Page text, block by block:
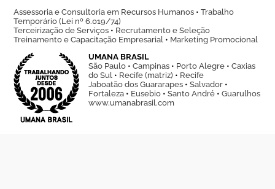
Assessoria e Consultoria em Recursos Humanos •Trabalho
Temporário (Lei nº 6.019/74)
Terceirização de Serviços • Recrutamento e Seleção
Treinamento e Capacitação Empresarial • Marketing Promocional
UMANA BRASIL
São Paulo •Campinas • Porto Alegre •Caxias
do Sul • Recife (matriz) • Recife
Jaboatão dos Guararapes •Salvador •
Fortaleza • Eusebio •Santo André •Guarulhos
www.umanabrasil.com